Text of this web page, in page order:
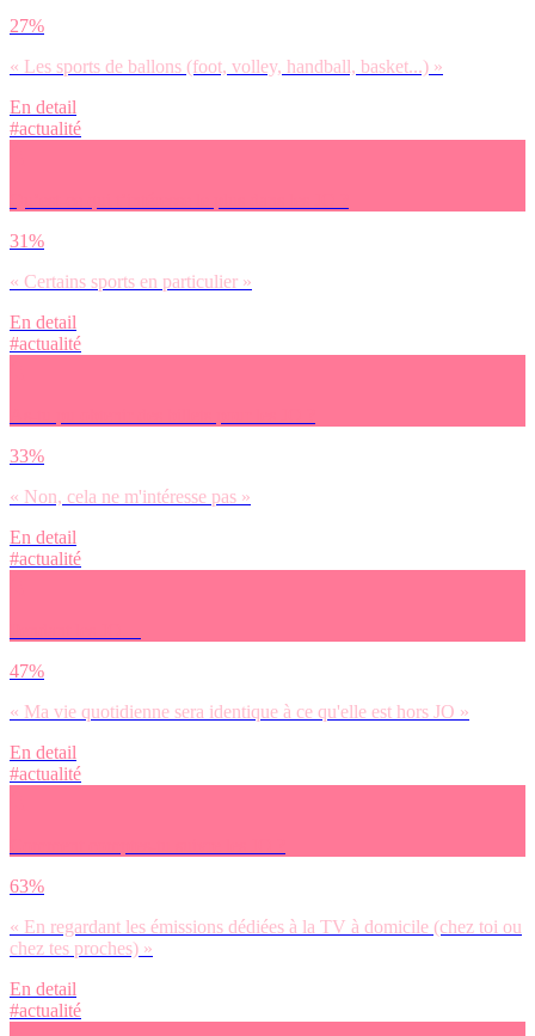
27%
« Les sports de ballons (foot, volley, handball, basket...) »
En detail
#actualité
31%
« Certains sports en particulier »
En detail
#actualité
33%
« Non, cela ne m'intéresse pas »
En detail
#actualité
47%
« Ma vie quotidienne sera identique à ce qu'elle est hors JO »
En detail
#actualité
63%
« En regardant les émissions dédiées à la TV à domicile (chez toi ou
chez tes proches) »
En detail
#actualité